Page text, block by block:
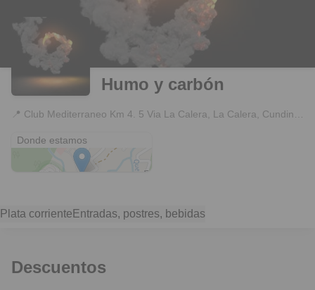
Humo y carbón
📍
Donde estamos
Plata corriente Entradas, postres, bebidas
Descuentos